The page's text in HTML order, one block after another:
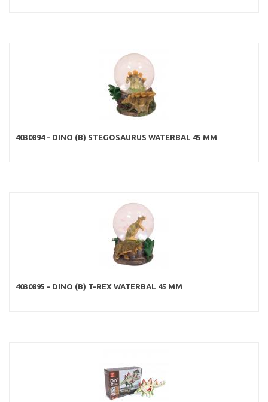
4030894 - DINO (B) STEGOSAURUS WATERBAL 45 MM
4030895 - DINO (B) T-REX WATERBAL 45 MM